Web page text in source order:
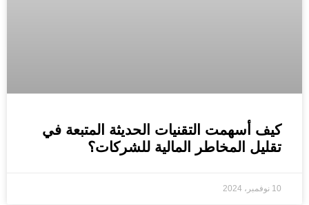
كيف أسهمت التقنيات الحديثة المتبعة في
تقليل المخاطر المالية للشركات؟
10 نوفمبر، 2024